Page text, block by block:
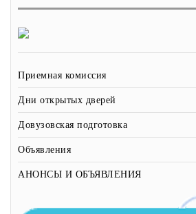
Приемная комиссия
Дни открытых дверей
Довузовская подготовка
Объявления
АНОНСЫ И ОБЪЯВЛЕНИЯ